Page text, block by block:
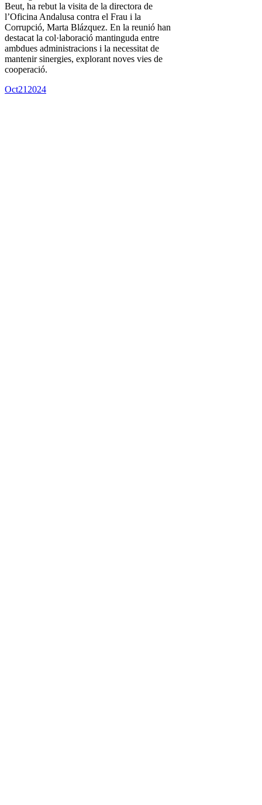
Beut, ha rebut la visita de la directora de
l’Oficina Andalusa contra el Frau i la
Corrupció, Marta Blázquez. En la reunió han
destacat la col·laboració mantinguda entre
ambdues administracions i la necessitat de
mantenir sinergies, explorant noves vies de
cooperació.
Oct21 2024